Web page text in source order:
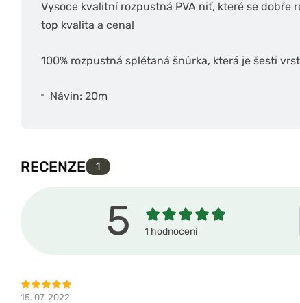
Vysoce kvalitní rozpustná PVA niť, které se dobře
top kvalita a cena!
100% rozpustná splétaná šnůrka, která je šesti
Návin: 20m
RECENZE 1
5 1 hodnocení
15. 07. 2022